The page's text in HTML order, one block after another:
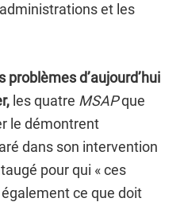
et les
problèmes d’aujourd’hui
les quatre MSAPque
le démontrent
dans son intervention
pour qui « ces
ce que doit